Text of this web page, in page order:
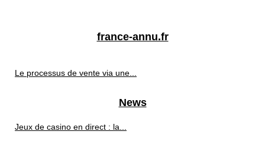
france-annu.fr
Le processus de vente via une...
News
Jeux de casino en direct : la...